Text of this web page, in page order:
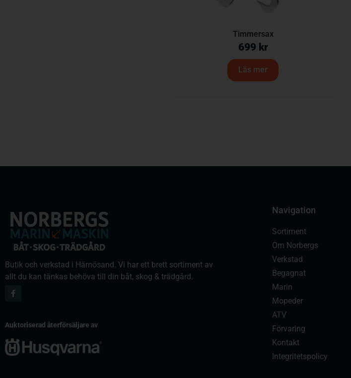
Timmersax
699 kr
Läs mer
Butik och verkstad i Härnösand. Vi har ett brett sortiment av
allt du kan tänkas behöva till din båt, skog & trädgård.
Auktoriserad återförsäljare av
Navigation
Sortiment
Om Norbergs
Verkstad
Begagnat
Marin
Mopeder
ATV
Förvaring
Kontakt
Integritetspolicy